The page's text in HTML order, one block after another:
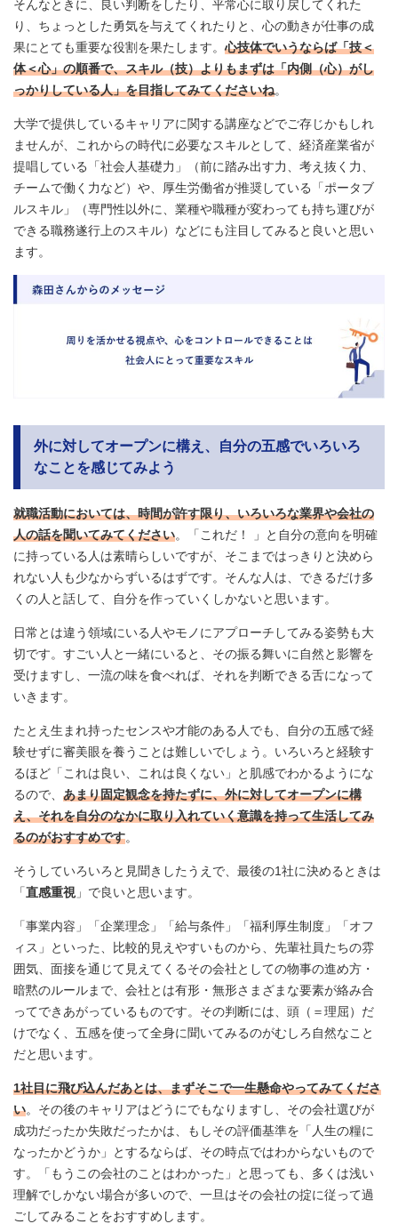
そんなときに、良い判断をしたり、平常心に取り戻してくれた
り、ちょっとした勇気を与えてくれたりと、心の動きが仕事の成
果にとても重要な役割を果たします。 心技体でいうならば「技＜
体＜心」の順番で、スキル（技）よりもまずは「内側（心）がし
っかりしている人」を目指してみてくださいね。
大学で提供しているキャリアに関する講座などでご存じかもしれ
ませんが、これからの時代に必要なスキルとして、経済産業省が
提唱している「社会人基礎力 」（前に踏み出す力、考え抜く力、
チームで働く力など）や、厚生労働省が推奨している「ポータブ
ルスキル 」（専門性以外に、業種や職種が変わっても持ち運びが
できる職務遂行上のスキル）などにも注目してみると良いと思い
ます。
外に対してオープンに構え、自分の五感でいろいろ
なことを感じてみよう
就職活動においては、時間が許す限り、いろいろな業界や会社の
人の話を聞いてみてください。「これだ！ 」と自分の意向を明確
に持っている人は素晴らしいですが、そこまではっきりと決めら
れない人も少なからずいるはずです。そんな人は、できるだけ多
くの人と話して、自分を作っていくしかないと思います。
日常とは違う領域にいる人やモノにアプローチしてみる姿勢も大
切です。すごい人と一緒にいると、その振る舞いに自然と影響を
受けますし、一流の味を食べれば、それを判断できる舌になって
いきます。
たとえ生まれ持ったセンスや才能のある人でも、自分の五感で経
験せずに審美眼を養うことは難しいでしょう。いろいろと経験す
るほど「これは良い、これは良くない」と肌感でわかるようにな
るので、 あまり固定観念を持たずに、外に対してオープンに構
え、それを自分のなかに取り入れていく意識を持って生活してみ
るのがおすすめです。
そうしていろいろと見聞きしたうえで、最後の1社に決めるときは
「直感重視 」で良いと思います。
「事業内容」「企業理念」「給与条件」「福利厚生制度」「オフ
ィス」といった、比較的見えやすいものから、先輩社員たちの雰
囲気、面接を通じて見えてくるその会社としての物事の進め方・
暗黙のルールまで、会社とは有形・無形さまざまな要素が絡み合
ってできあがっているものです。その判断には、頭（＝理屈）だ
けでなく、五感を使って全身に聞いてみるのがむしろ自然なこと
だと思います。
1社目に飛び込んだあとは、まずそこで一生懸命やってみてくださ
い。その後のキャリアはどうにでもなりますし、その会社選びが
成功だったか失敗だったかは、もしその評価基準を「人生の糧に
なったかどうか」とするならば、その時点ではわからないもので
す。「もうこの会社のことはわかった」と思っても、多くは浅い
理解でしかない場合が多いので、一旦はその会社の掟に従って過
ごしてみることをおすすめします。